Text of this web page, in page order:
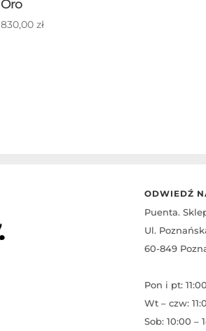
Oro
830,00 zł
ODWIEDŹ
Puenta.
Ul.
60-849
Pon i pt:
Wt – czw:
Sob: 10:00 –